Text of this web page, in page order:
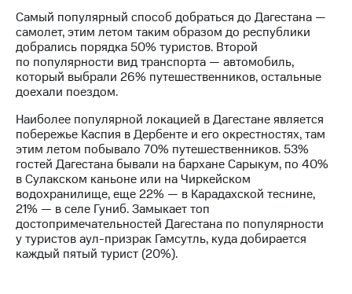
Личный
кабинет
акционера
Акционерный
капитал
Контроль
аудит
Рынок
акций
Описание
Программа
приобретения
Порядок
выкупа
акций
Самый популярный способ добраться до Дагестана —
самолет, этим летом таким образом до республики
добрались порядка 50% туристов. Второй
по популярности вид транспорта — автомобиль,
который выбрали 26% путешественников, остальные
доехали поездом.
Наиболее популярной локацией в Дагестане является
побережье Каспия в Дербенте и его окрестностях, там
этим летом побывало 70% путешественников. 53%
гостей Дагестана бывали на бархане Сарыкум, по 40%
в Сулакском каньоне или на Чиркейском
водохранилище, еще 22% — в Карадахской теснине,
21% — в селе Гуниб. Замыкает топ
достопримечательностей Дагестана по популярности
у туристов аул-призрак Гамсутль, куда добирается
каждый пятый турист (20%).